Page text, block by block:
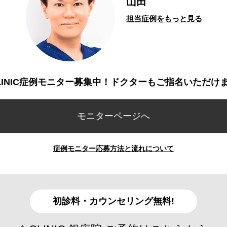
担当症例をもっと見る
症例モニター募集中！ドクターもご指名いただけ
モニターページへ
症例モニター応募方法と流れについて
初診料・カウンセリング無料!